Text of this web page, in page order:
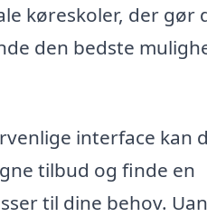
køreskoler, der gør
den bedste
interface kan
tilbud og finde en
til dine behov.